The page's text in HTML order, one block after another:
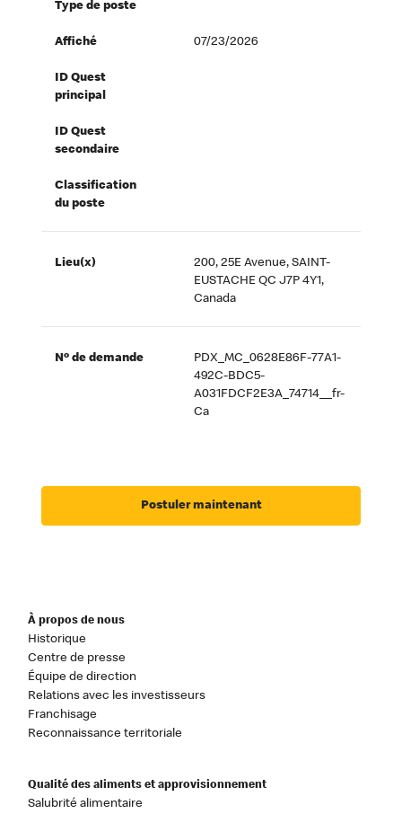
Type de poste
Affiché 07/23/2026
ID Quest
principal
ID Quest
secondaire
Classification
du poste
Lieu(x)
200, 25E Avenue, SAINT-
EUSTACHE QC J7P 4Y1,
Canada
Nº de demande
PDX_MC_0628E86F-77A1-
492C-BDC5-
A031FDCF2E3A_74714__fr-
Ca
Postuler maintenant
À propos de nous
Historique
Centre de presse
Équipe de direction
Relations avec les investisseurs
Franchisage
Reconnaissance territoriale
Qualité des aliments et approvisionnement
Salubrité alimentaire